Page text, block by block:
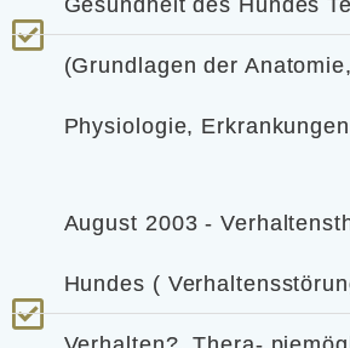
(Grundlagen der
Physiologie,
August 2003 -
Hundes (